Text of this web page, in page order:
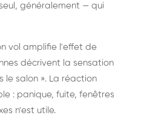
généralement — qui
vol amplifie l'effet de
décrivent la sensation
le salon ». La réaction
: panique, fuite, fenêtres
n'est utile.